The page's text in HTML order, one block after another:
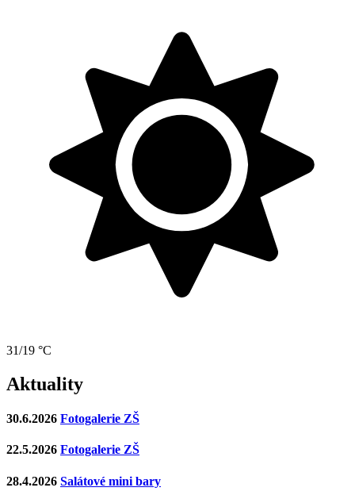
31/19 °C
Aktuality
30.6.2026 Fotogalerie ZŠ
22.5.2026 Fotogalerie ZŠ
28.4.2026 Salátové mini bary